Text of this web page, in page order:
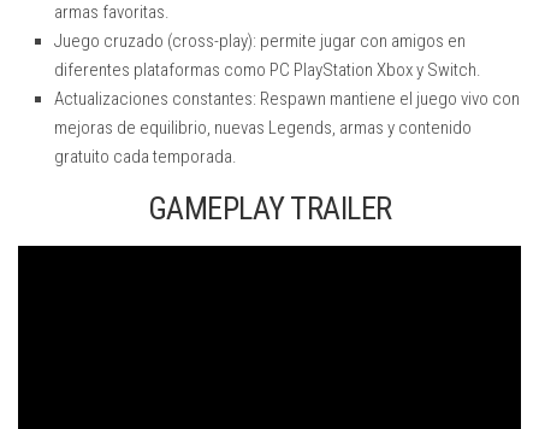
armas favoritas.
Juego cruzado (cross-play): permite jugar con amigos en
diferentes plataformas como PC PlayStation Xbox y Switch.
Actualizaciones constantes: Respawn mantiene el juego vivo con
mejoras de equilibrio, nuevas Legends, armas y contenido
gratuito cada temporada.
GAMEPLAY TRAILER